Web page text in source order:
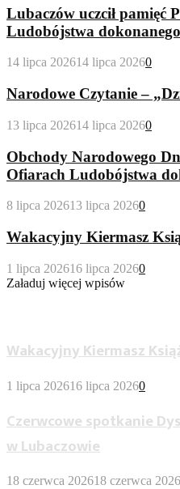
Lubaczów uczcił pamięć
Ludobójstwa
14 lipca 202614 lipca 20260
Narodowe Czytanie –
13 lipca 202614 lipca 20260
Obchody Narodowego
Ofiarach Ludobójstwa
8 lipca 202613 lipca 20260
Wakacyjny Kiermasz
1 lipca 202616 lipca 20260
Załaduj więcej wpisów
Wakacyjny Kiermasz
1 lipca 202616 lipca 20260
Czerwcowe spotkanie
w Lubaczowie
18 czerwca 202618 czerwca 2026